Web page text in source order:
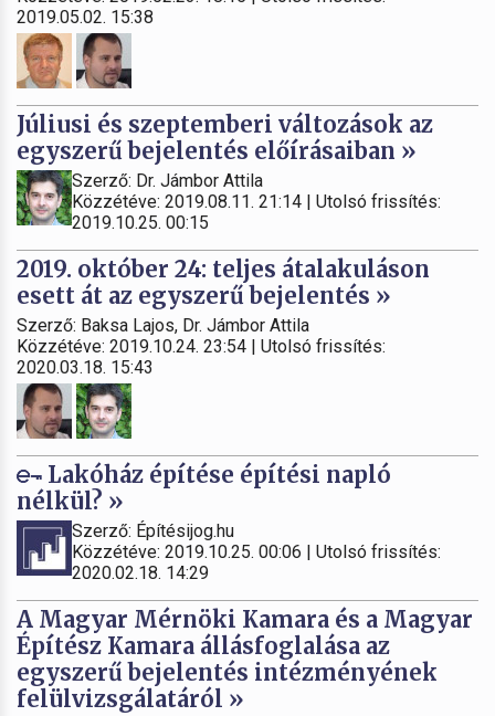
2019.05.02. 15:38
Júliusi és szeptemberi változások az
egyszerű bejelentés előírásaiban »
Szerző: Dr. Jámbor Attila
Közzétéve: 2019.08.11. 21:14 | Utolsó frissítés:
2019.10.25. 00:15
2019. október 24: teljes átalakuláson
esett át az egyszerű bejelentés »
Szerző: Baksa Lajos, Dr. Jámbor Attila
Közzétéve: 2019.10.24. 23:54 | Utolsó frissítés:
2020.03.18. 15:43
Lakóház építése építési napló
nélkül? »
Szerző: Építésijog.hu
Közzétéve: 2019.10.25. 00:06 | Utolsó frissítés:
2020.02.18. 14:29
A Magyar Mérnöki Kamara és a Magyar
Építész Kamara állásfoglalása az
egyszerű bejelentés intézményének
felülvizsgálatáról »